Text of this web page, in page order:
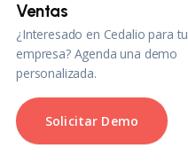
Ventas
¿Interesado en Cedalio para tu
empresa? Agenda una demo
personalizada.
Solicitar Demo